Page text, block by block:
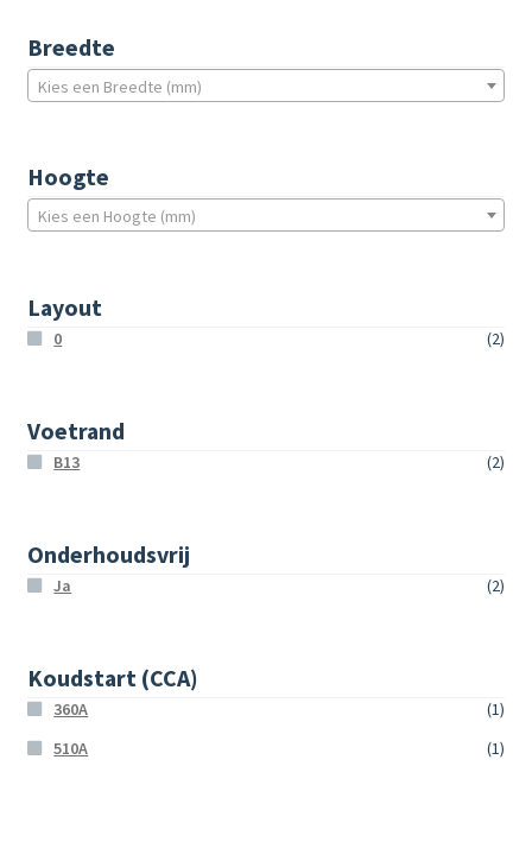
Breedte
Kies een Breedte (mm)
Hoogte
Kies een Hoogte (mm)
Layout
0 (2)
Voetrand
B13 (2)
Onderhoudsvrij
Ja (2)
Koudstart (CCA)
360A
(1)
510A
(1)